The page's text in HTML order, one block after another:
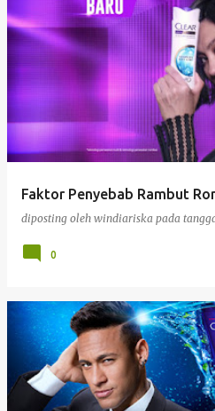
Faktor Penyebab Rambut
diposting oleh windiariska pada
0